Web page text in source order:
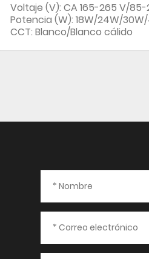
Voltaje (V): CA 165-265 V/
Potencia (W): 18W/24W/
CCT: Blanco/Blanco cálido